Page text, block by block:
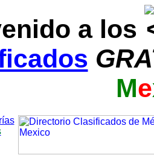
a los
Me